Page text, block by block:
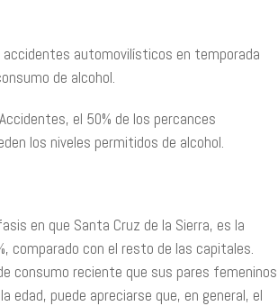
accidentes automovilísticos en temporada
de alcohol.
el 50% de los percances
los niveles permitidos de alcohol.
en que Santa Cruz de la Sierra, es la
comparado con el resto de las capitales.
consumo reciente que sus pares femeninos
edad, puede apreciarse que, en general, el